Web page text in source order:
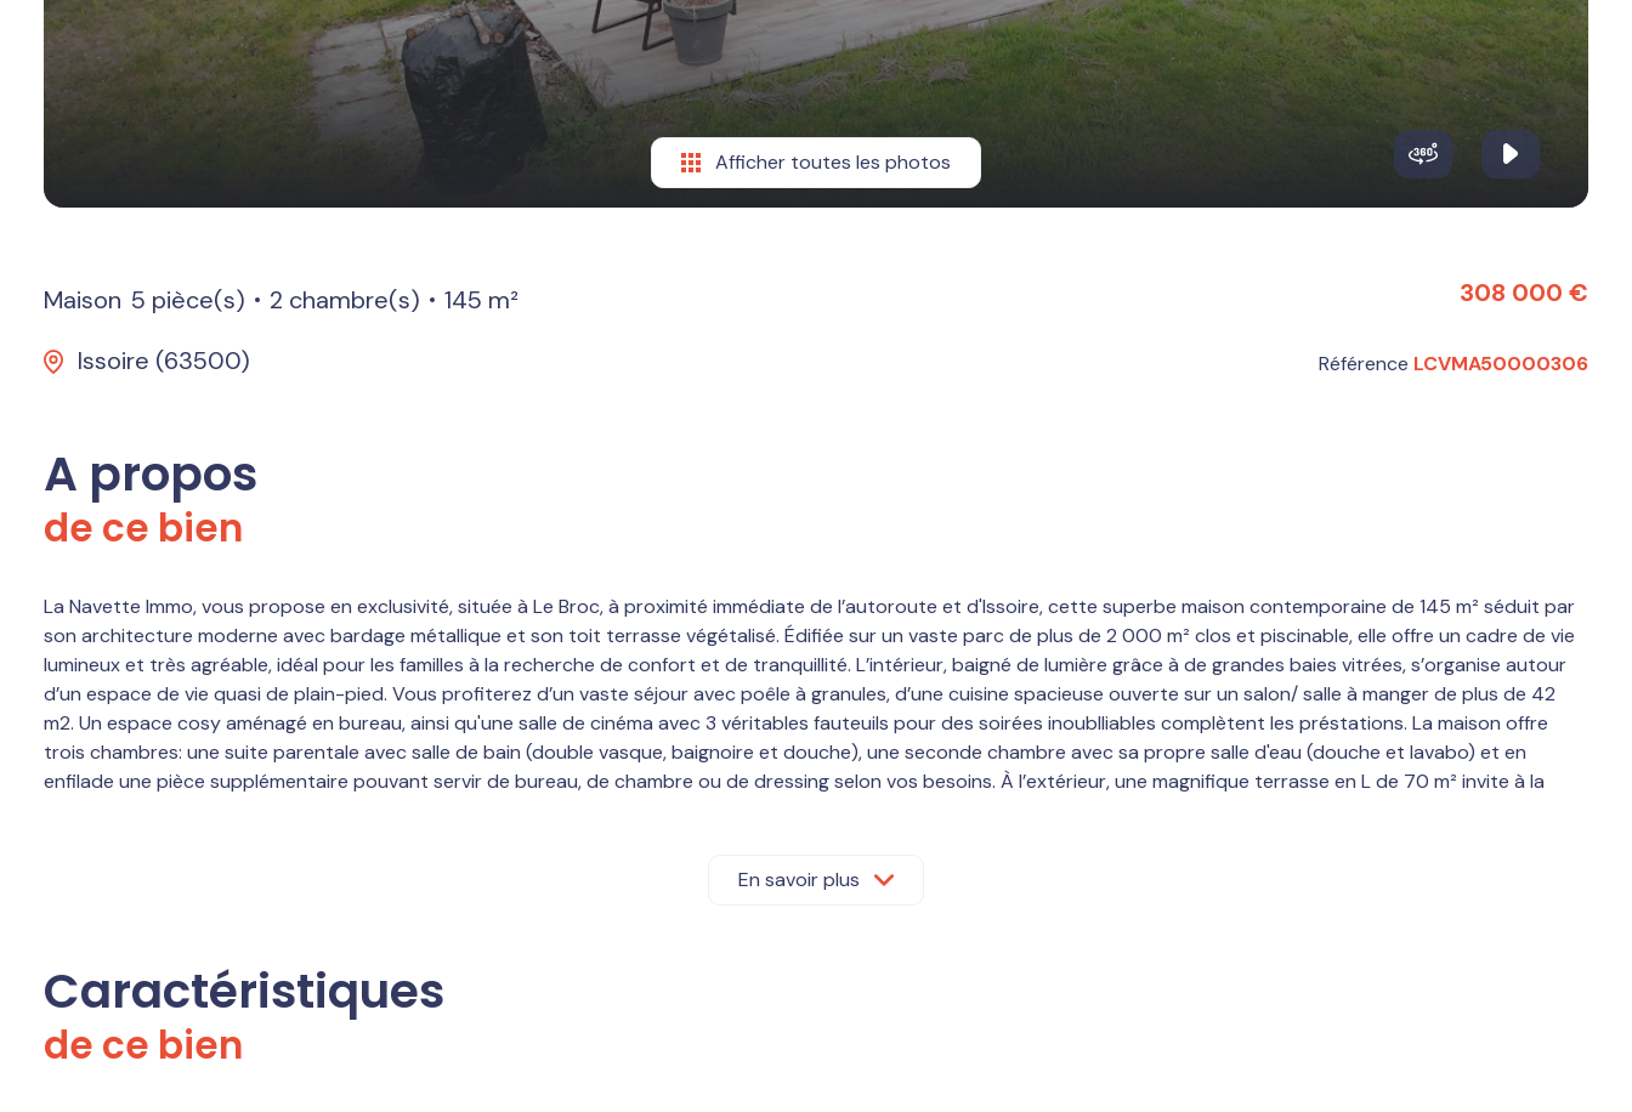
Afficher toutes les photos
Maison 5 pièce(s) 2 chambre(s)
145 m²
Issoire (63500)
308 000 €
Référence LCVMA50000306
A propos
de ce bien
La Navette Immo, vous propose en exclusivité, située à Le Broc, à proximité immédiate de l’autoroute et d'Issoire, cette superbe maison contemporaine de 145 m² séduit par
son architecture moderne avec bardage métallique et son toit terrasse végétalisé. Édifiée sur un vaste parc de plus de 2 000 m² clos et piscinable, elle offre un cadre de vie
lumineux et très agréable, idéal pour les familles à la recherche de confort et de tranquillité. L’intérieur, baigné de lumière grâce à de grandes baies vitrées, s’organise autour
d’un espace de vie quasi de plain-pied. Vous profiterez d’un vaste séjour avec poêle à granules, d’une cuisine spacieuse ouverte sur un salon/ salle à manger de plus de 42
m2. Un espace cosy aménagé en bureau, ainsi qu'une salle de cinéma avec 3 véritables fauteuils pour des soirées inoublliables complètent les préstations. La maison offre
trois chambres: une suite parentale avec salle de bain (double vasque, baignoire et douche), une seconde chambre avec sa propre salle d'eau (douche et lavabo) et en
enfilade une pièce supplémentaire pouvant servir de bureau, de chambre ou de dressing selon vos besoins. À l’extérieur, une magnifique terrasse en L de 70 m² invite à la
En savoir plus
Caractéristiques
de ce bien